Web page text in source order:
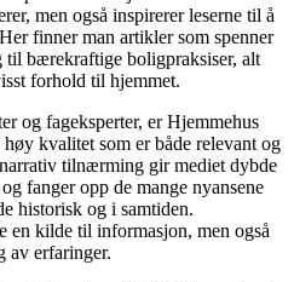
men også inspirerer leserne til å
finner man artikler som spenner
bærekraftige boligpraksiser, alt
forhold til hjemmet.
og fageksperter, er Hjemmehus
kvalitet som er både relevant og
tilnærming gir mediet dybde
fanger opp de mange nyansene
historisk og i samtiden.
en kilde til informasjon, men også
av erfaringer.